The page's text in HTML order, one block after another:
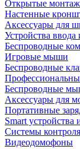
Открытые
Настенные
Аксессуары для
Устройства ввода
Беспроводные
Игровые мыши
Беспроводные
Беспроводные
Аксессуары для
Портативные
Smart устройства
Системы
Видеодомофоны